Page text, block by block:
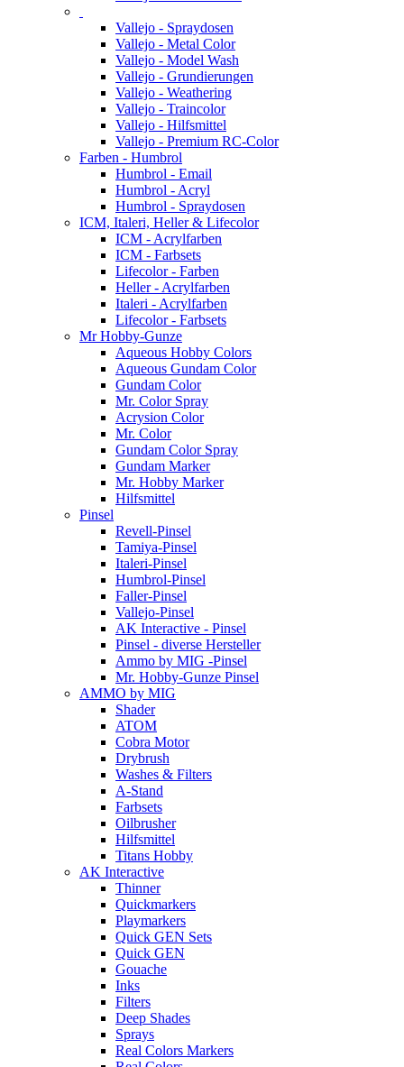
Vallejo - Spraydosen
Vallejo - Metal Color
Vallejo - Model Wash
Vallejo - Grundierungen
Vallejo - Weathering
Vallejo - Traincolor
Vallejo - Hilfsmittel
Vallejo - Premium RC-Color
Farben - Humbrol
Humbrol - Email
Humbrol - Acryl
Humbrol - Spraydosen
ICM, Italeri, Heller & Lifecolor
ICM - Acrylfarben
ICM - Farbsets
Lifecolor - Farben
Heller - Acrylfarben
Italeri - Acrylfarben
Lifecolor - Farbsets
Mr Hobby-Gunze
Aqueous Hobby Colors
Aqueous Gundam Color
Gundam Color
Mr. Color Spray
Acrysion Color
Mr. Color
Gundam Color Spray
Gundam Marker
Mr. Hobby Marker
Hilfsmittel
Pinsel
Revell-Pinsel
Tamiya-Pinsel
Italeri-Pinsel
Humbrol-Pinsel
Faller-Pinsel
Vallejo-Pinsel
AK Interactive - Pinsel
Pinsel - diverse Hersteller
Ammo by MIG -Pinsel
Mr. Hobby-Gunze Pinsel
AMMO by MIG
Shader
ATOM
Cobra Motor
Drybrush
Washes & Filters
A-Stand
Farbsets
Oilbrusher
Hilfsmittel
Titans Hobby
AK Interactive
Thinner
Quickmarkers
Playmarkers
Quick GEN Sets
Quick GEN
Gouache
Inks
Filters
Deep Shades
Sprays
Real Colors Markers